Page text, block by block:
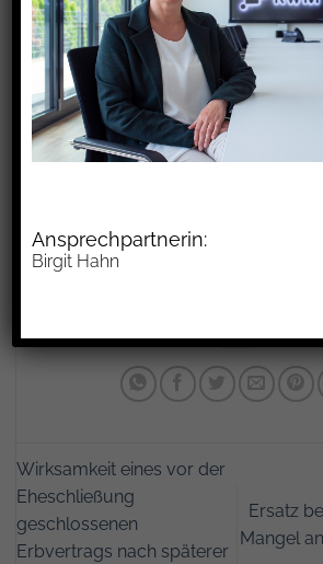
Fahrzeughalter sich zur Frage, wer
Fahrzeug geführt hat, so spät
dass die Behörde die erforderlichen
Maßnahmen zur Ahndung der
Zuwiderhandlung vor Eintritt der
nicht mehr in zumutbarer Weise
In dem verhandelten Fall teilte der
Fahrzeugführer erst einen Tag vor
Wirksamkeit eines vor der
Eheschließung
geschlossenen
Erbvertrags nach späterer
Ersatz
Mangel
Ansprechpartnerin:
Birgit Hahn